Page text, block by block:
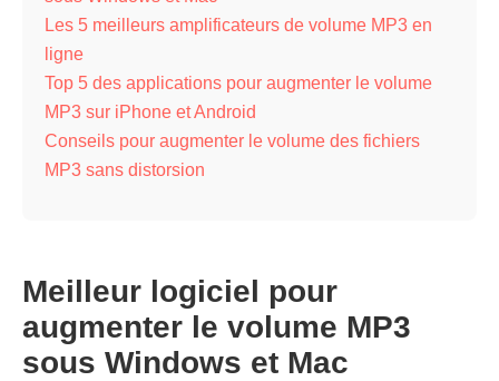
Les 5 meilleurs amplificateurs de volume MP3 en
ligne
Top 5 des applications pour augmenter le volume
MP3 sur iPhone et Android
Conseils pour augmenter le volume des fichiers
MP3 sans distorsion
Meilleur logiciel pour
augmenter le volume MP3
sous Windows et Mac